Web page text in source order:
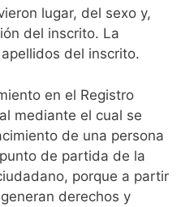
lugar, del sexo y,
del inscrito. La
del inscrito.
en el Registro
mediante el cual se
de una persona
de partida de la
porque a partir
derechos y